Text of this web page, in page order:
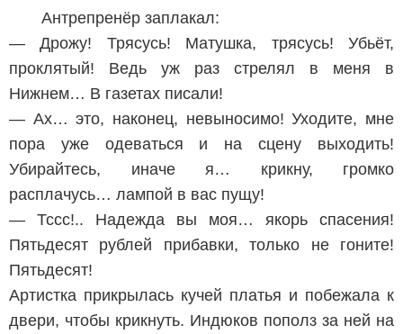
Антрепренёр заплакал:
— Дрожу! Трясусь! Матушка, трясусь! Убьёт,
проклятый! Ведь уж раз стрелял в меня в
Нижнем… В газетах писали!
— Ах… это, наконец, невыносимо! Уходите, мне
пора уже одеваться и на сцену выходить!
Убирайтесь, иначе я… крикну, громко
расплачусь… лампой в вас пущу!
— Тссс!.. Надежда вы моя… якорь спасения!
Пятьдесят рублей прибавки, только не гоните!
Пятьдесят!
Артистка прикрылась кучей платья и побежала к
двери, чтобы крикнуть. Индюков пополз за ней на